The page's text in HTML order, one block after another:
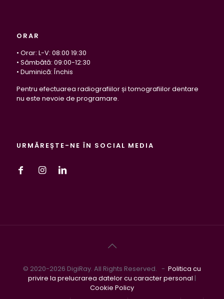
ORAR
• Orar: L-V: 08:00 19:30
• Sâmbătă: 09:00-12:30
• Duminică: Închis
Pentru efectuarea radiografiilor și tomografiilor dentare
nu este nevoie de programare.
URMĂREȘTE-NE ÎN SOCIAL MEDIA
© 2020-2026 DigiRay. All Rights Reserved. - Politica cu
privire la prelucrarea datelor cu caracter personal |
Cookie Policy